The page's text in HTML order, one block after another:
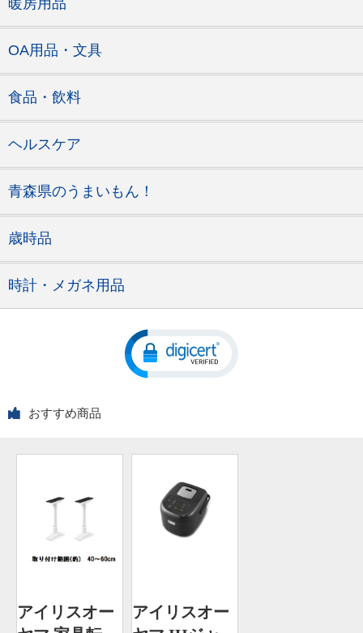
暖房用品
OA用品・文具
食品・飲料
ヘルスケア
青森県のうまいもん！
歳時品
時計・メガネ用品
おすすめ商品
アイリスオー
アイリスオー